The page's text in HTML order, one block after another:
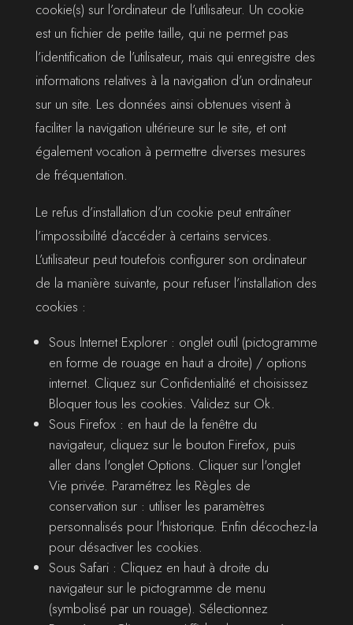
cookie(s) sur l’ordinateur de l’utilisateur. Un cookie
est un fichier de petite taille, qui ne permet pas
l’identification de l’utilisateur, mais qui enregistre des
informations relatives à la navigation d’un ordinateur
sur un site. Les données ainsi obtenues visent à
faciliter la navigation ultérieure sur le site, et ont
également vocation à permettre diverses mesures
de fréquentation.
Le refus d’installation d’un cookie peut entraîner
l’impossibilité d’accéder à certains services.
L’utilisateur peut toutefois configurer son ordinateur
de la manière suivante, pour refuser l’installation des
cookies :
Sous Internet Explorer : onglet outil (pictogramme
en forme de rouage en haut a droite) / options
internet. Cliquez sur Confidentialité et choisissez
Bloquer tous les cookies. Validez sur Ok.
Sous Firefox : en haut de la fenêtre du
navigateur, cliquez sur le bouton Firefox, puis
aller dans l'onglet Options. Cliquer sur l'onglet
Vie privée. Paramétrez les Règles de
conservation sur : utiliser les paramètres
personnalisés pour l'historique. Enfin décochez-la
pour désactiver les cookies.
Sous Safari : Cliquez en haut à droite du
navigateur sur le pictogramme de menu
(symbolisé par un rouage). Sélectionnez